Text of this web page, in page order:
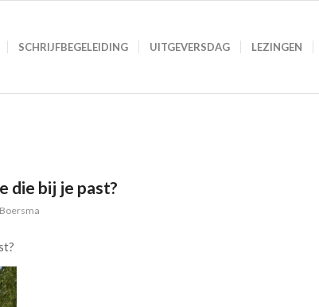
SCHRIJFBEGELEIDING UITGEVERSDAG LEZINGEN
die bij je past?